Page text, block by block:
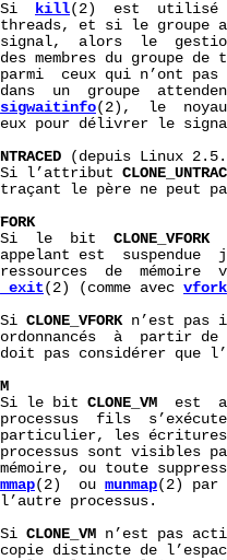
Si
kill(2)  est  utilisé
et si le groupe
alors  le
membres du groupe de
ceux qui n’ont
un  groupe
sigwaitinfo(2),  le
pour délivrer le
(depuis Linux
l’attribut
le père ne peut
Si  le  bit
CLONE_VFORK
est  suspendue
de  mémoire
_exit (2) (comme avec vfork
CLONE_VFORK n’est pas
à  partir
pas considérer que
le bit
CLONE_VM
est
fils
les
sont visibles
ou toute
mmap(2)  ou munmap(2) par
processus.
CLONE_VM n’est pas
distincte de